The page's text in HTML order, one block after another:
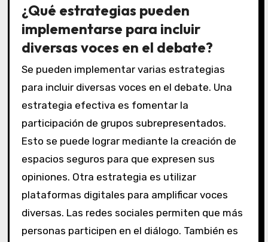
¿Qué estrategias pueden
implementarse para incluir
diversas voces en el debate?
Se pueden implementar varias estrategias
para incluir diversas voces en el debate. Una
estrategia efectiva es fomentar la
participación de grupos subrepresentados.
Esto se puede lograr mediante la creación de
espacios seguros para que expresen sus
opiniones. Otra estrategia es utilizar
plataformas digitales para amplificar voces
diversas. Las redes sociales permiten que más
personas participen en el diálogo. También es